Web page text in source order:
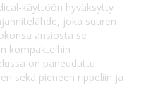
käyttöön hyväksytty
joka suuren
ansiosta se
kompakteihin
on paneuduttu
sekä pieneen rippeliin ja